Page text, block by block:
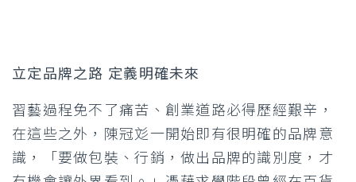
立定品牌之路 定義明確未來
習藝過程免不了痛苦、創業道路必得歷經艱辛，
在這些之外，陳冠彣一開始即有很明確的品牌意
識，「要做包裝、行銷，做出品牌的識別度，才